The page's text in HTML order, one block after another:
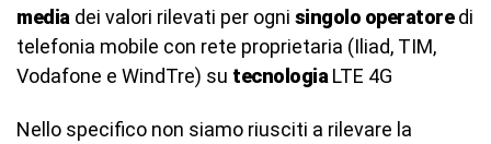
media dei valori rilevati per ogni singolo operatoredi
telefonia mobile con rete proprietaria (Iliad, TIM,
Vodafone e WindTre) su tecnologia LTE 4G
Nello specifico non siamo riusciti a rilevare la